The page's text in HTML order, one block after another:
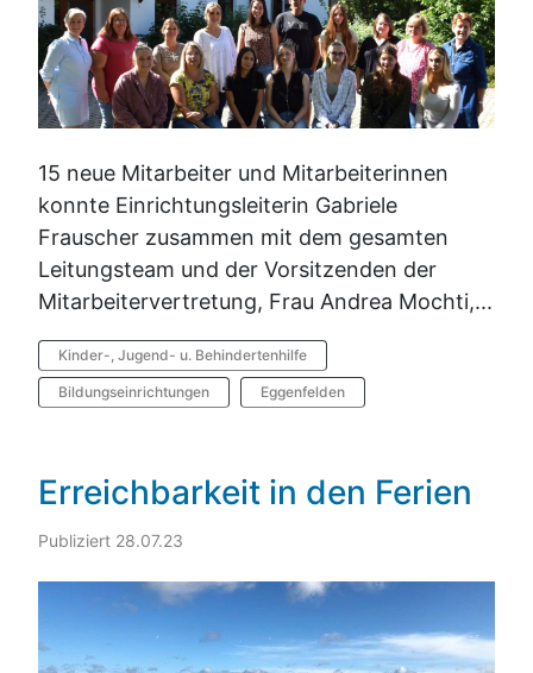
15 neue Mitarbeiter und Mitarbeiterinnen
konnte Einrichtungsleiterin Gabriele
Frauscher zusammen mit dem gesamten
Leitungsteam und der Vorsitzenden der
Mitarbeitervertretung, Frau Andrea Mochti,...
Kinder-, Jugend- u. Behindertenhilfe
Bildungseinrichtungen Eggenfelden
Erreichbarkeit in den Ferien
Publiziert 28.07.23